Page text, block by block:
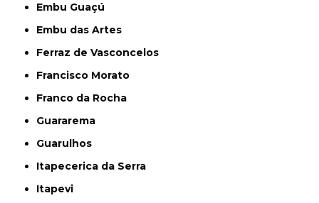
Embu Guaçú
Embu das Artes
Ferraz de Vasconcelos
Francisco Morato
Franco da Rocha
Guararema
Guarulhos
Itapecerica da Serra
Itapevi